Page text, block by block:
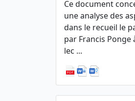
Ce document
une analyse des
dans le recueil le
par Francis
lec ...